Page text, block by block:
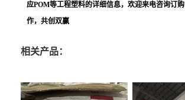
应POM等工程塑料的详细信息，欢迎来电咨询订
作，共创双赢
相关产品：